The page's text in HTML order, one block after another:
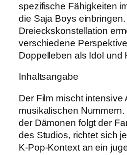
spezifische Fähigkeiten
die Saja Boys einbringen.
Dreieckskonstellation
verschiedene
Doppelleben als Idol und
Inhaltsangabe
Der Film mischt intensive
musikalischen
der Dämonen folgt der
des Studios, richtet sich
K-Pop-Kontext an ein